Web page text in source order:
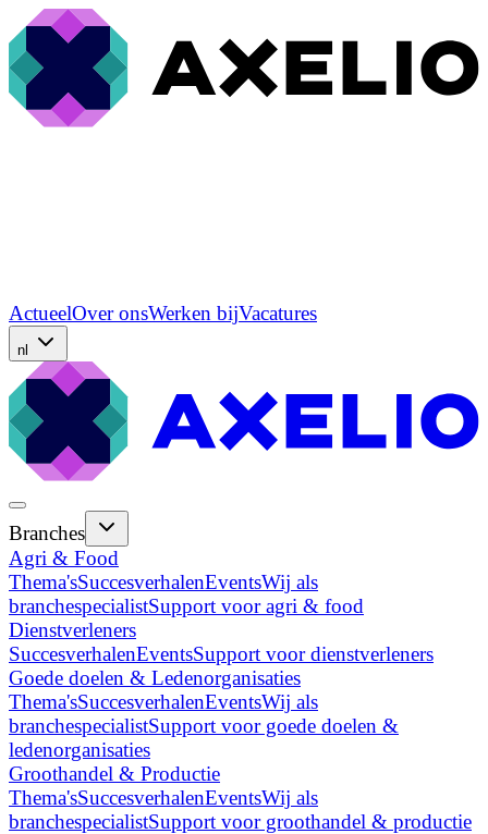
ActueelOver onsWerken bijVacatures
nl
Branches
Agri & Food
Thema'sSuccesverhalenEventsWij als
branchespecialistSupport voor agri & food
Dienstverleners
SuccesverhalenEventsSupport voor dienstverleners
Goede doelen & Ledenorganisaties
Thema'sSuccesverhalenEventsWij als
branchespecialistSupport voor goede doelen &
ledenorganisaties
Groothandel & Productie
Thema'sSuccesverhalenEventsWij als
branchespecialistSupport voor groothandel & productie